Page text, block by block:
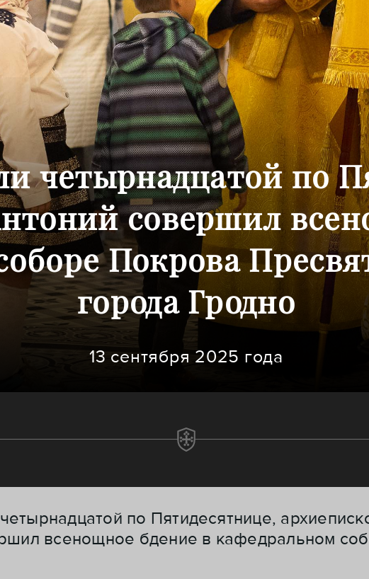
четырнадцатой по
совершил
Покрова
города Гродно
13 сентября 2025 года
по Пятидесятнице,
всенощное бдение в кафедральном